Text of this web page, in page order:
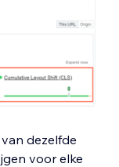
dezelfde
voor elke